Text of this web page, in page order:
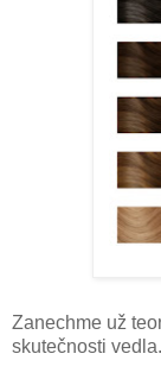
Zanechme už
skutečnosti vedla.